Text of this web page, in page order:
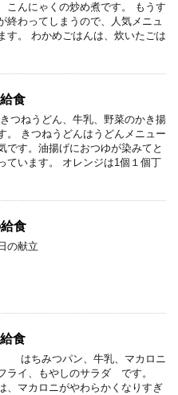
こんにゃくの炒め煮です。 もうす
終わってしまうので、人気メニュ
す。 わかめごはんは、炊いたごは
食
つねうどん、牛乳、野菜のかき揚
。 きつねうどんはうどんメニュー
です。油揚げにおつゆが染みてと
ています。 オレンジは1個１個丁
食
の献立
食
はちみつパン、牛乳、マカロニ
ライ、もやしのサラダ です。
、マカロニがやわらかくなりすぎ